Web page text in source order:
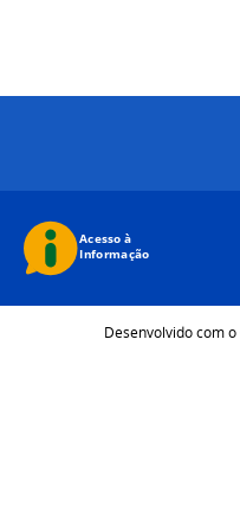
Desenvolvido com